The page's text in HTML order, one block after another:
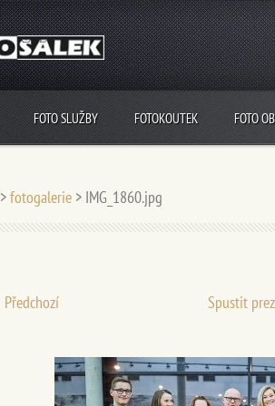
FOTO SLUŽBY FOTOKOUTEK FOTO
>fotogalerie > IMG_1860.jpg
Předchozí Spustit